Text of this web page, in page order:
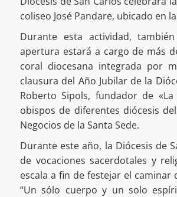
coliseo José Pandare, ubicado en
Durante esta actividad,
apertura estará a cargo de más
coral diocesana integrada por
clausura del Año Jubilar de la
Roberto Sipols, fundador de
obispos de diferentes diócesis
Negocios de la Santa Sede.
Durante este año, la Diócesis de
de vocaciones sacerdotales y
escala a fin de festejar el caminar
“Un sólo cuerpo y un solo